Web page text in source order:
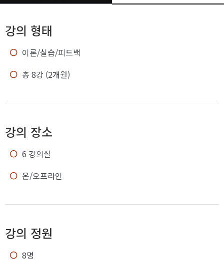
강의 형태
이론/실습/피드백
총 8강 (2개월)
강의 장소
6 강의실
온/오프라인
강의 정원
8명